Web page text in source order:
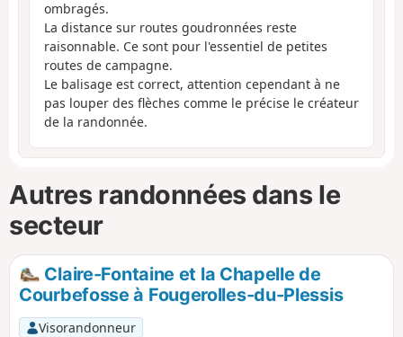
ombragés.
La distance sur routes goudronnées reste
raisonnable. Ce sont pour l'essentiel de petites
routes de campagne.
Le balisage est correct, attention cependant à ne
pas louper des flèches comme le précise le créateur
de la randonnée.
Autres randonnées dans le
secteur
Claire-Fontaine et la Chapelle de
Courbefosse à Fougerolles-du-Plessis
Visorandonneur